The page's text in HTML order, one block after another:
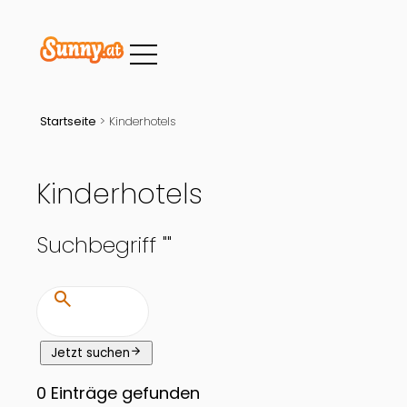
Startseite > Kinderhotels
Kinderhotels
Suchbegriff ""
search
Jetzt suchenarrow_forward
0 Einträge gefunden